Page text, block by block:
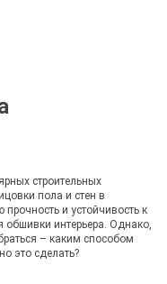
строительных
пола и стен в
и устойчивость к
интерьера. Однако,
– каким способом
это сделать?